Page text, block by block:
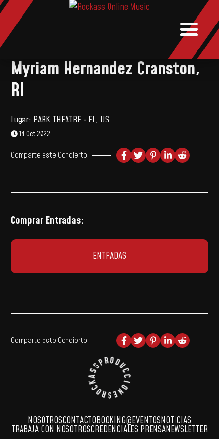
MUSIC
Myriam Hernandez Cranston,
RI
Lugar: PARK THEATRE - FL, US
14 Oct 2022
Comparte este Concierto
Comprar Entradas:
ENTRADAS
Comparte este Concierto
NOSOTROSCONTACTOBOOKING@EVENTOSNOTICIAS
TRABAJA CON NOSOTROSCREDENCIALES PRENSANEWSLETTER